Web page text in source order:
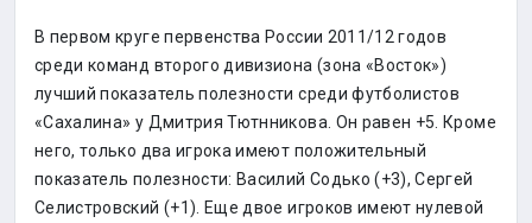
В первом круге первенства России 2011/12 годов
среди команд второго дивизиона (зона «Восток»)
лучший показатель полезности среди футболистов
«Сахалина» у Дмитрия Тютнникова. Он равен +5. Кроме
него, только два игрока имеют положительный
показатель полезности: Василий Содько (+3), Сергей
Селистровский (+1). Еще двое игроков имеют нулевой